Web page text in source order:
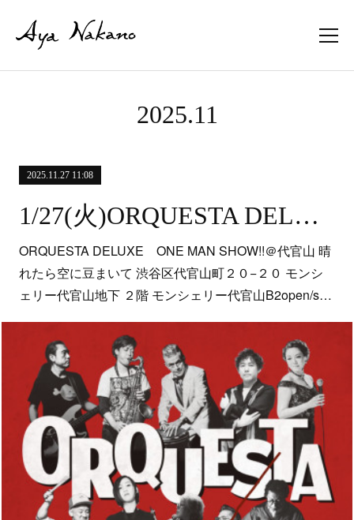
2025.11
2025.11.27 11:08
1/27(火)ORQUESTA DELUXE＠代官山晴れたら空に豆まいて
ORQUESTA DELUXE ONE MAN SHOW!!＠代官山 晴
れたら空に豆まいて 渋谷区代官山町２０−２０ モンシ
ェリー代官山地下 ２階 モンシェリー代官山B2open/s…